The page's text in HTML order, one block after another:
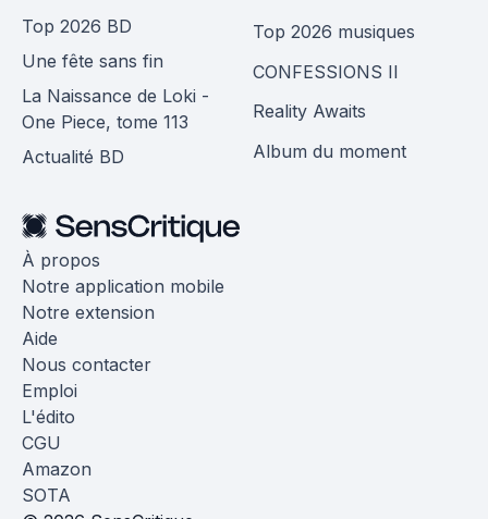
Top 2026 BD
Une fête sans fin
La Naissance de Loki -
One Piece, tome 113
Actualité BD
Top 2026 musiques
CONFESSIONS II
Reality Awaits
Album du moment
À propos
Notre application mobile
Notre extension
Aide
Nous contacter
Emploi
L'édito
CGU
Amazon
SOTA